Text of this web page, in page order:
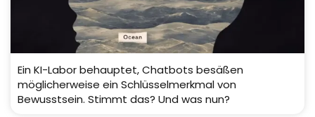
Ein KI-Labor behauptet, Chatbots besäßen
möglicherweise ein Schlüsselmerkmal von
Bewusstsein. Stimmt das? Und was nun?